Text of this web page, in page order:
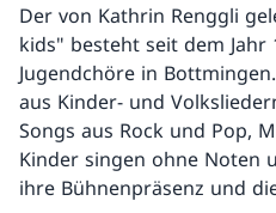
Der von Kathrin Renggli
kids" besteht seit dem
Jugendchöre in
aus Kinder- und
Songs aus Rock und Pop,
Kinder singen ohne Noten
ihre Bühnenpräsenz und